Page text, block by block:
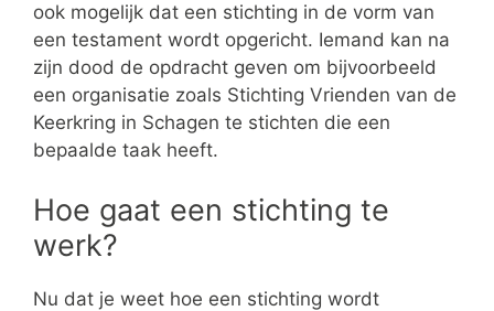
ook mogelijk dat een stichting in de vorm van
een testament wordt opgericht. Iemand kan na
zijn dood de opdracht geven om bijvoorbeeld
een organisatie zoals Stichting Vrienden van de
Keerkring in Schagen te stichten die een
bepaalde taak heeft.
Hoe gaat een stichting te
werk?
Nu dat je weet hoe een stichting wordt